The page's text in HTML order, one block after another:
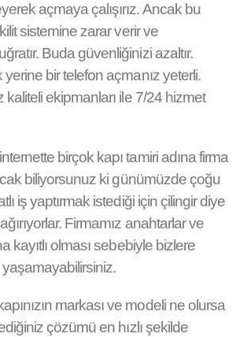
açmaya çalışırız. Ancak bu
sistemine zarar verir ve
Buda güvenliğinizi azaltır.
yerine bir telefon açmanız yeterli.
ekipmanları ile 7/24 hizmet
birçok kapı tamiri adına firma
biliyorsunuz ki günümüzde çoğu
iş yaptırmak istediği için çilingir diye
Firmamız anahtarlar ve
kayıtlı olması sebebiyle bizlere
yaşamayabilirsiniz.
markası ve modeli ne olursa
çözümü en hızlı şekilde